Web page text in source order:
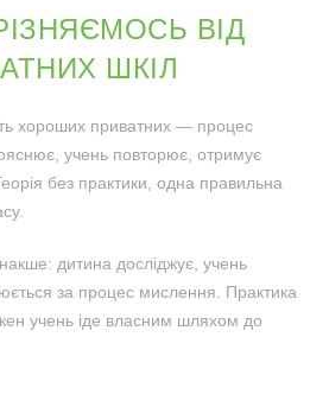
ВІД
ШКІЛ
хороших приватних — процес
учень повторює, отримує
без практики, одна правильна
дитина досліджує, учень
за процес мислення. Практика
учень іде власним шляхом до